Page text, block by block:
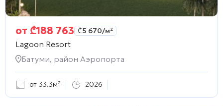
от ₾188 763 ₾5 670/м²
Lagoon Resort
Батуми, район Аэропорта
от 33.3м² 2026